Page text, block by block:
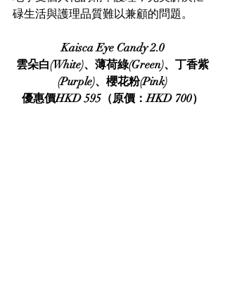
碌生活與護理品質難以兼顧的問題。
Kaisca Eye Candy 2.0
雲朵白(White)、薄荷綠(Green)、丁香紫
(Purple)、櫻花粉(Pink)
優惠價HKD 595（原價：HKD 700）